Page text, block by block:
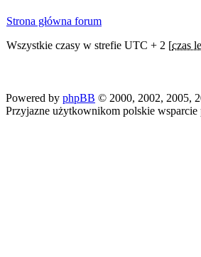
Strona główna forum
Wszystkie czasy w strefie UTC + 2 [czas
Powered by phpBB © 2000, 2002, 2005,
Przyjazne użytkownikom polskie